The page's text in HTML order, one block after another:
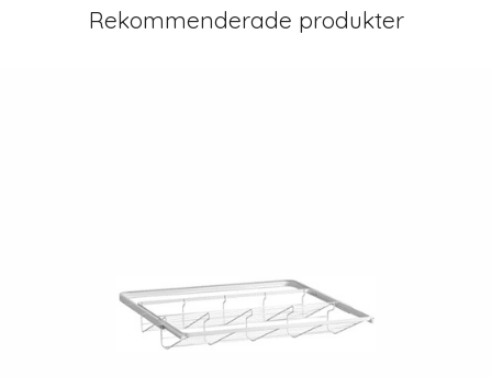
Rekommenderade produkter